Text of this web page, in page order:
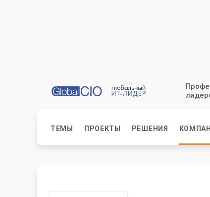
ТЕМЫ ПРОЕКТЫ РЕШЕНИЯ